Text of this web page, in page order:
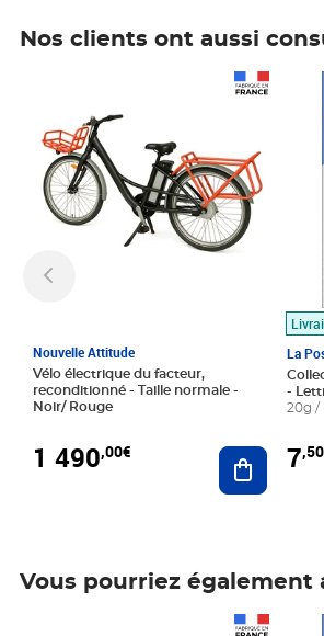
Nos clients ont aussi
Nouvelle Attitude
Vélo électrique du facteur,
reconditionné - Taille normale -
Noir/ Rouge
1 490,00€ Ajouter
La
-
20g /
7
Prix
Vous pourriez également
Prix